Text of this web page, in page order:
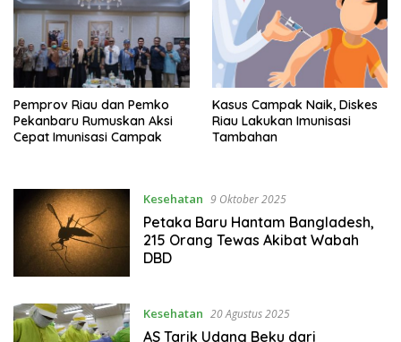
Pemprov Riau dan Pemko
Pekanbaru Rumuskan Aksi
Cepat Imunisasi Campak
Kasus Campak Naik, Diskes
Riau Lakukan Imunisasi
Tambahan
Kesehatan 9 Oktober 2025
Petaka Baru Hantam Bangladesh,
215 Orang Tewas Akibat Wabah
DBD
Kesehatan 20 Agustus 2025
AS Tarik Udang Beku dari